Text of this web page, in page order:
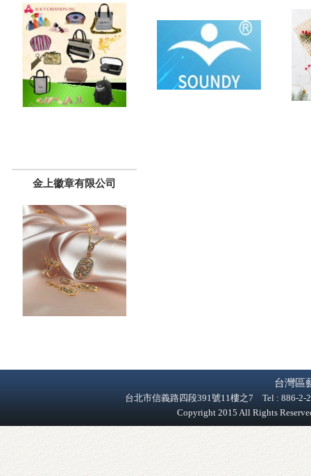
金上徽章有限公司
台灣區
台北市信義路四段391號11樓之7 Tel : 886-
Copyright 2015 All Rights